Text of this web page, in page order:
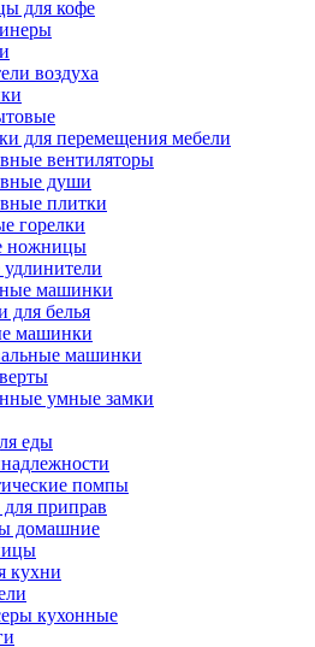
для кофе
воздуха
для перемещения мебели
вентиляторы
души
плитки
горелки
ножницы
машинки
для белья
машинки
машинки
умные замки
еды
помпы
приправ
домашние
кухни
кухонные